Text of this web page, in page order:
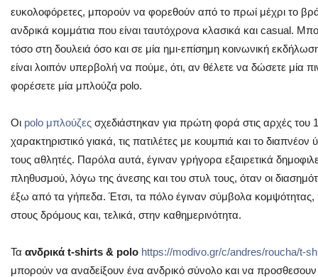
ευκολοφόρετες, μπορούν να φορεθούν από το πρωί μέχρι το
ανδρικά κομμάτια που είναι ταυτόχρονα κλασικά και casual.
τόσο στη δουλειά όσο και σε μία ημι-επίσημη κοινωνική
είναι λοιπόν υπερβολή να πούμε, ότι, αν θέλετε να δώσετε μία
φορέσετε μία μπλούζα polo.
Οι polo μπλούζες σχεδιάστηκαν για πρώτη φορά στις αρχές του
χαρακτηριστικό γιακά, τις πατιλέτες με κουμπιά και το
τους αθλητές. Παρόλα αυτά, έγιναν γρήγορα εξαιρετικά
πληθυσμού, λόγω της άνεσης και του στυλ τους, όταν οι
έξω από τα γήπεδα. Έτσι, τα πόλο έγιναν σύμβολα
στους δρόμους και, τελικά, στην καθημερινότητα.
Τα ανδρικά t-shirts & polo https://modivo.gr/c/andres/roucha/t-
μπορούν να αναδείξουν ένα ανδρικό σύνολο και να